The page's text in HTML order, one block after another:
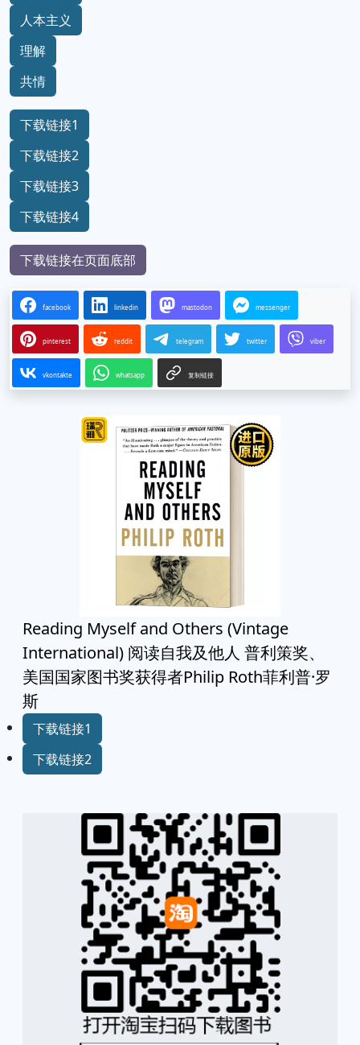
人本主义
理解
共情
下载链接1
下载链接2
下载链接3
下载链接4
下载链接在页面底部
facebook linkedin mastodon messenger
pinterest reddit telegram twitter viber
vkontakte whatsapp 复制链接
Reading Myself and Others (Vintage
International) 阅读自我及他人 普利策奖、
美国国家图书奖获得者Philip Roth菲利普·罗
斯
下载链接1
下载链接2